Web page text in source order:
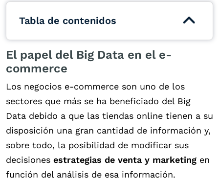
Tabla de contenidos
El papel del Big Data en el e-
commerce
Los negocios e-commerce son uno de los
sectores que más se ha beneficiado del Big
Data debido a que las tiendas online tienen a su
disposición una gran cantidad de información y,
sobre todo, la posibilidad de modificar sus
decisiones estrategias de venta y marketing en
función del análisis de esa información.